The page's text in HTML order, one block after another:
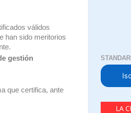
válidos
han sido meritorios
gestión
que certifica, ante